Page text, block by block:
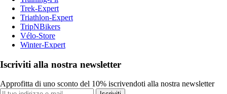
Trek-Expert
Triathlon-Expert
TripNBikers
Vélo-Store
Winter-Expert
Iscriviti alla nostra newsletter
Approfitta di uno sconto del 10% iscrivendoti alla nostra newsletter